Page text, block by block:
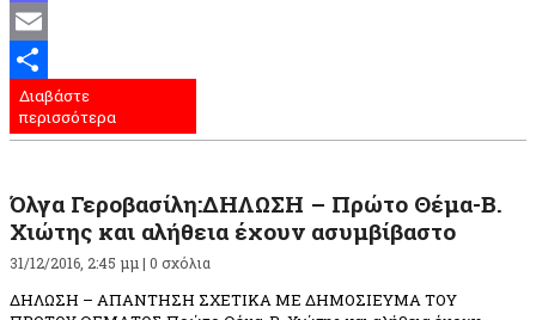
Mastodon
Email
Μοιραστείτε
Διαβάστε
περισσότερα
Όλγα Γεροβασίλη:ΔΗΛΩΣΗ – Πρώτο Θέμα-Β.
Χιώτης και αλήθεια έχουν ασυμβίβαστο
31/12/2016, 2:45 μμ | 0 σχόλια
ΔΗΛΩΣΗ – ΑΠΑΝΤΗΣΗ ΣΧΕΤΙΚΑ ΜΕ ΔΗΜΟΣΙΕΥΜΑ ΤΟΥ